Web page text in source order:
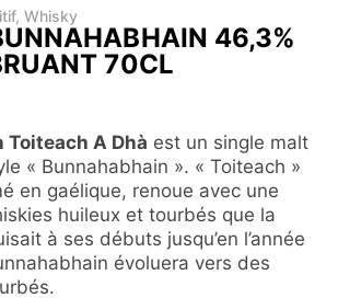
, Whisky
46,3%
70CL
Toiteach A Dhà est un single malt
« Bunnahabhain ». « Toiteach »
en gaélique, renoue avec une
huileux et tourbés que la
à ses débuts jusqu’en l’année
évoluera vers des